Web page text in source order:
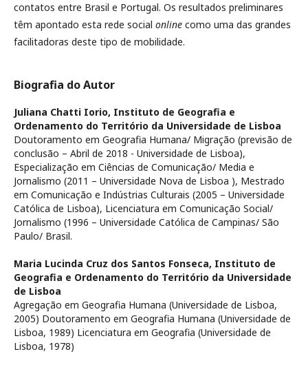
contatos entre Brasil e Portugal. Os resultados preliminares
têm apontado esta rede social online como uma das grandes
facilitadoras deste tipo de mobilidade.
Biografia do Autor
Juliana Chatti Iorio, Instituto de Geografia e
Ordenamento do Território da Universidade de Lisboa
Doutoramento em Geografia Humana/ Migração (previsão de
conclusão – Abril de 2018 - Universidade de Lisboa),
Especialização em Ciências de Comunicação/ Media e
Jornalismo (2011 – Universidade Nova de Lisboa ), Mestrado
em Comunicação e Indústrias Culturais (2005 – Universidade
Católica de Lisboa), Licenciatura em Comunicação Social/
Jornalismo (1996 – Universidade Católica de Campinas/ São
Paulo/ Brasil.
Maria Lucinda Cruz dos Santos Fonseca, Instituto de
Geografia e Ordenamento do Território da Universidade
de Lisboa
Agregação em Geografia Humana (Universidade de Lisboa,
2005) Doutoramento em Geografia Humana (Universidade de
Lisboa, 1989) Licenciatura em Geografia (Universidade de
Lisboa, 1978)